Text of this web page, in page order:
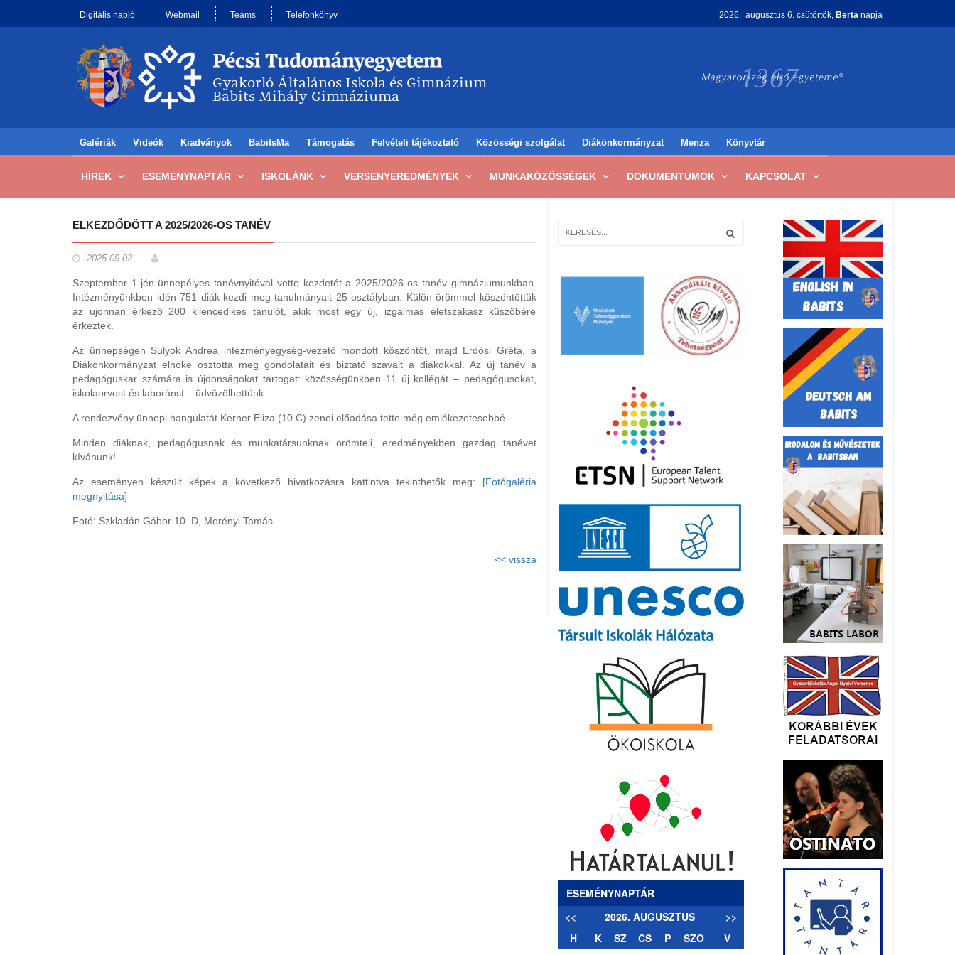
Digitális napló Webmail Teams Telefonkönyv 2026. augusztus 6. csütörtök, Berta napja
Galériák Videók Kiadványok BabitsMa Támogatás Felvételi tájékoztató Közösségi szolgálat Diákönkormányzat Menza Könyvtár
HÍREK ESEMÉNYNAPTÁR ISKOLÁNK VERSENYEREDMÉNYEK MUNKAKÖZÖSSÉGEK DOKUMENTUMOK KAPCSOLAT
ELKEZDŐDÖTT A 2025/2026-OS TANÉV
2025.09.02.
Szeptember 1-jén ünnepélyes tanévnyitóval vette kezdetét a 2025/2026-os tanév gimnáziumunkban.
Intézményünkben idén 751 diák kezdi meg tanulmányait 25 osztályban. Külön örömmel köszöntöttük
az újonnan érkező 200 kilencedikes tanulót, akik most egy új, izgalmas életszakasz küszöbére
érkeztek.
Az ünnepségen Sulyok Andrea intézményegység-vezető mondott köszöntőt, majd Erdősi Gréta, a
Diákönkormányzat elnöke osztotta meg gondolatait és biztató szavait a diákokkal. Az új tanév a
pedagóguskar számára is újdonságokat tartogat: közösségünkben 11 új kollégát – pedagógusokat,
iskolaorvost és laboránst – üdvözölhettünk.
A rendezvény ünnepi hangulatát Kerner Eliza (10.C) zenei előadása tette még emlékezetesebbé.
Minden diáknak, pedagógusnak és munkatársunknak örömteli, eredményekben gazdag tanévet
kívánunk!
Az eseményen készült képek a következő hivatkozásra kattintva tekinthetők meg: [Fotógaléria
megnyitása]
Fotó: Szkladán Gábor 10. D, Merényi Tamás
<< vissza
ESEMÉNYNAPTÁR
<<
2026. AUGUSZTUS
>>
H
K SZ CS P SZO V